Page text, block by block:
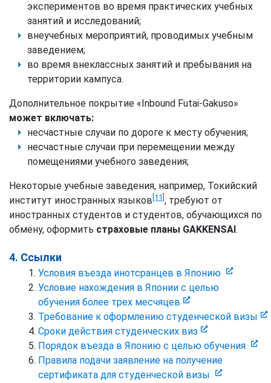
экспериментов во время практических учебных
занятий и исследований;
внеучебных мероприятий, проводимых учебным
заведением;
во время внеклассных занятий и пребывания на
территории кампуса.
Дополнительное покрытие «Inbound Futai-Gakuso»
может включать:
несчастные случаи по дороге к месту обучения;
несчастные случаи при перемещении между
помещениями учебного заведения;
Некоторые учебные заведения, например, Токийский
институт иностранных языков [11], требуют от
иностранных студентов и студентов, обучающихся по
обмену, оформить страховые планы GAKKENSAI.
4. Ссылки
Условия въезда инотсранцев в Японию
Условие нахождения в Японии с целью
обучения более трех месчяцев
Требование к оформлению студенческой визы
Сроки действия студенческих виз
Порядок въезда в Японию с целью обучения
Правила подачи заявление на получение
сертификата для студенческой визы